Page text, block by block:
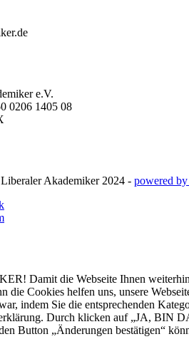
e.V.
0206 1405 08
Akademiker 2024 - powered
Damit die Webseite Ihnen
die Cookies helfen uns, unsere
indem Sie die entsprechenden
Durch klicken auf „JA, BIN
Button „Änderungen bestätigen“